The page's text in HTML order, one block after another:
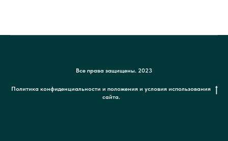
Все права защищены. 2023
Политика конфиденциальности и положения и условия использования
сайта.